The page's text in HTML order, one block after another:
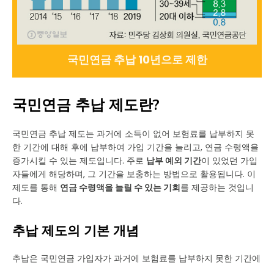
국민연금 추납 10년으로 제한
국민연금 추납 제도란?
국민연금 추납 제도는 과거에 소득이 없어 보험료를 납부하지 못
한 기간에 대해 후에 납부하여 가입 기간을 늘리고, 연금 수령액을
증가시킬 수 있는 제도입니다. 주로 납부 예외 기간이 있었던 가입
자들에게 해당하며, 그 기간을 보충하는 방법으로 활용됩니다. 이
제도를 통해 연금 수령액을 늘릴 수 있는 기회를 제공하는 것입니
다.
추납 제도의 기본 개념
추납은 국민연금 가입자가 과거에 보험료를 납부하지 못한 기간에